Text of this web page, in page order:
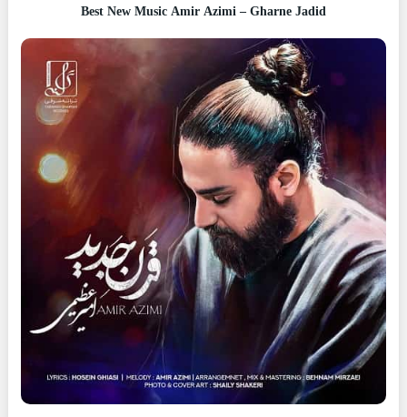
Best New Music Amir Azimi – Gharne Jadid